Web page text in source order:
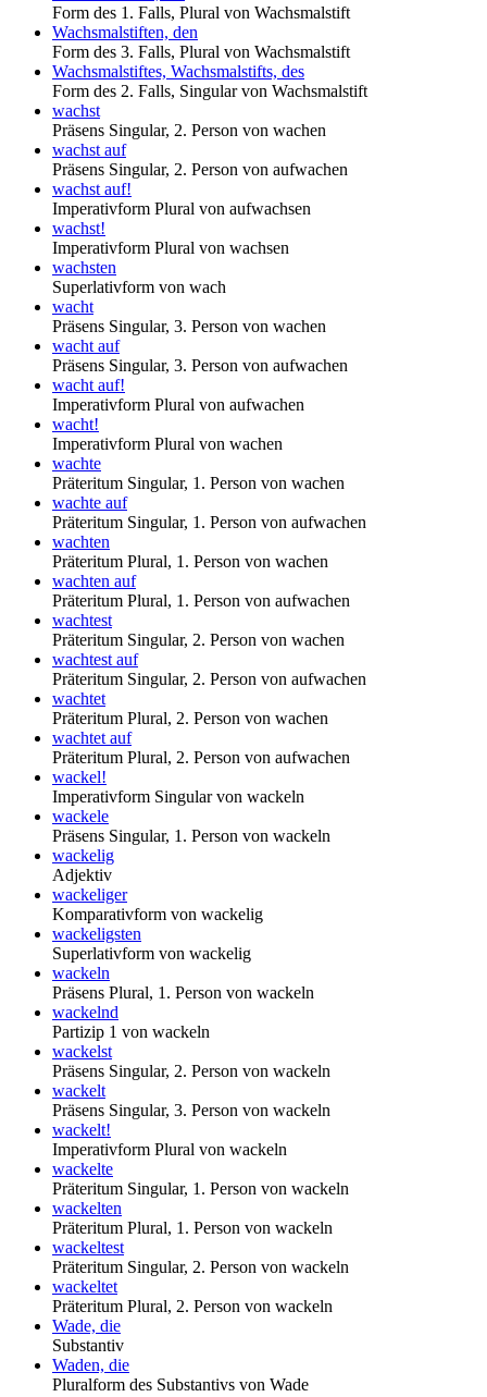
Form des 1. Falls, Plural von Wachsmalstift
Wachsmalstiften, den
Form des 3. Falls, Plural von Wachsmalstift
Wachsmalstiftes, Wachsmalstifts, des
Form des 2. Falls, Singular von Wachsmalstift
wachst
Präsens Singular, 2. Person von wachen
wachst auf
Präsens Singular, 2. Person von aufwachen
wachst auf!
Imperativform Plural von aufwachsen
wachst!
Imperativform Plural von wachsen
wachsten
Superlativform von wach
wacht
Präsens Singular, 3. Person von wachen
wacht auf
Präsens Singular, 3. Person von aufwachen
wacht auf!
Imperativform Plural von aufwachen
wacht!
Imperativform Plural von wachen
wachte
Präteritum Singular, 1. Person von wachen
wachte auf
Präteritum Singular, 1. Person von aufwachen
wachten
Präteritum Plural, 1. Person von wachen
wachten auf
Präteritum Plural, 1. Person von aufwachen
wachtest
Präteritum Singular, 2. Person von wachen
wachtest auf
Präteritum Singular, 2. Person von aufwachen
wachtet
Präteritum Plural, 2. Person von wachen
wachtet auf
Präteritum Plural, 2. Person von aufwachen
wackel!
Imperativform Singular von wackeln
wackele
Präsens Singular, 1. Person von wackeln
wackelig
Adjektiv
wackeliger
Komparativform von wackelig
wackeligsten
Superlativform von wackelig
wackeln
Präsens Plural, 1. Person von wackeln
wackelnd
Partizip 1 von wackeln
wackelst
Präsens Singular, 2. Person von wackeln
wackelt
Präsens Singular, 3. Person von wackeln
wackelt!
Imperativform Plural von wackeln
wackelte
Präteritum Singular, 1. Person von wackeln
wackelten
Präteritum Plural, 1. Person von wackeln
wackeltest
Präteritum Singular, 2. Person von wackeln
wackeltet
Präteritum Plural, 2. Person von wackeln
Wade, die
Substantiv
Waden, die
Pluralform des Substantivs von Wade